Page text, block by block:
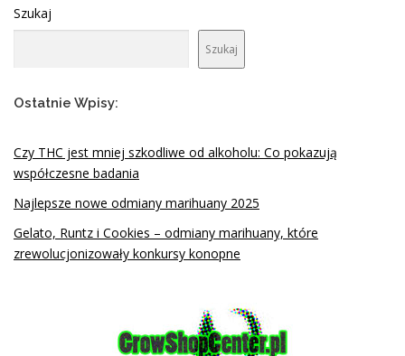
Szukaj
Szukaj
Ostatnie Wpisy:
Czy THC jest mniej szkodliwe od alkoholu: Co pokazują
współczesne badania
Najlepsze nowe odmiany marihuany 2025
Gelato, Runtz i Cookies – odmiany marihuany, które
zrewolucjonizowały konkursy konopne